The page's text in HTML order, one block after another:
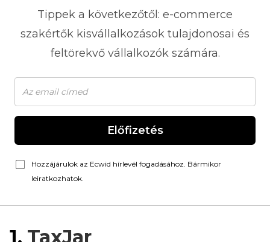
Tippek a következőtől: e-commerce
szakértők kisvállalkozások tulajdonosai és
feltörekvő vállalkozók számára.
Előfizetés
Hozzájárulok az Ecwid hírlevél fogadásához. Bármikor
leiratkozhatok.
1. TaxJar